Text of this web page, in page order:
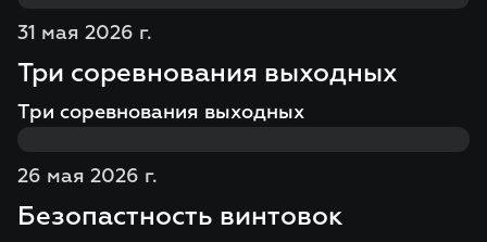
31 мая 2026 г.
Три соревнования выходных
Три соревнования выходных
26 мая 2026 г.
Безопастность винтовок